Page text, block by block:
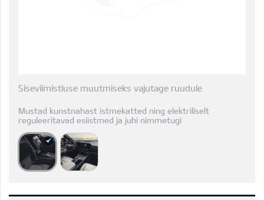
Siseviimistluse muutmiseks vajutage ruudule
Mustad kunstnahast istmekatted ning elektriliselt
reguleeritavad esiistmed ja juhi nimmetugi